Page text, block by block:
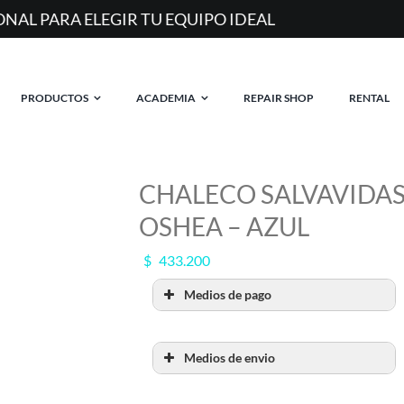
MAS DE 20 AÑOS EQUIPANDO RIDERS EN
PRODUCTOS ACADEMIA REPAIR SHOP RENTAL
CHALECO
OSHEA – AZUL
$ 433.200
Medios de pago
Medios de envio